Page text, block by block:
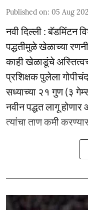
Published on: 05 Aug
नवी दिल्ली : बॅडमिंटन
पद्धतीमुळे खेळाच्या
काही खेळाडूंचे
प्रशिक्षक पुलेला
सध्याच्या २१ गुण (३
नवीन पद्धत लागू
त्यांचा ताण कमी